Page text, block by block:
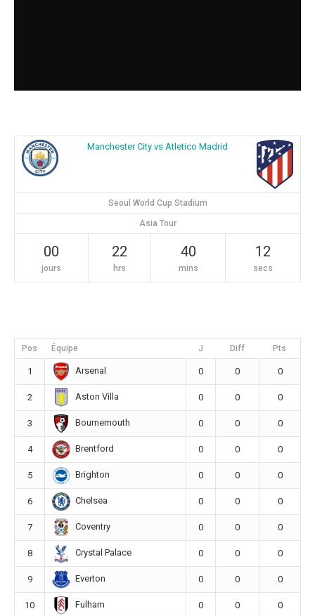
Manchester City vs Atletico Madrid
Seoul World Cup Stadium
Asia Tour
00
jours
22
hrs
40
mins
11
secs
Pos Équipe J Diff Pts
1 Arsenal 0 0 0
2 Aston Villa 0 0 0
3 Bournemouth 0 0 0
4 Brentford 0 0 0
5 Brighton 0 0 0
6 Chelsea 0 0 0
7 Coventry 0 0 0
8 Crystal Palace 0 0 0
9 Everton 0 0 0
10 Fulham 0 0 0